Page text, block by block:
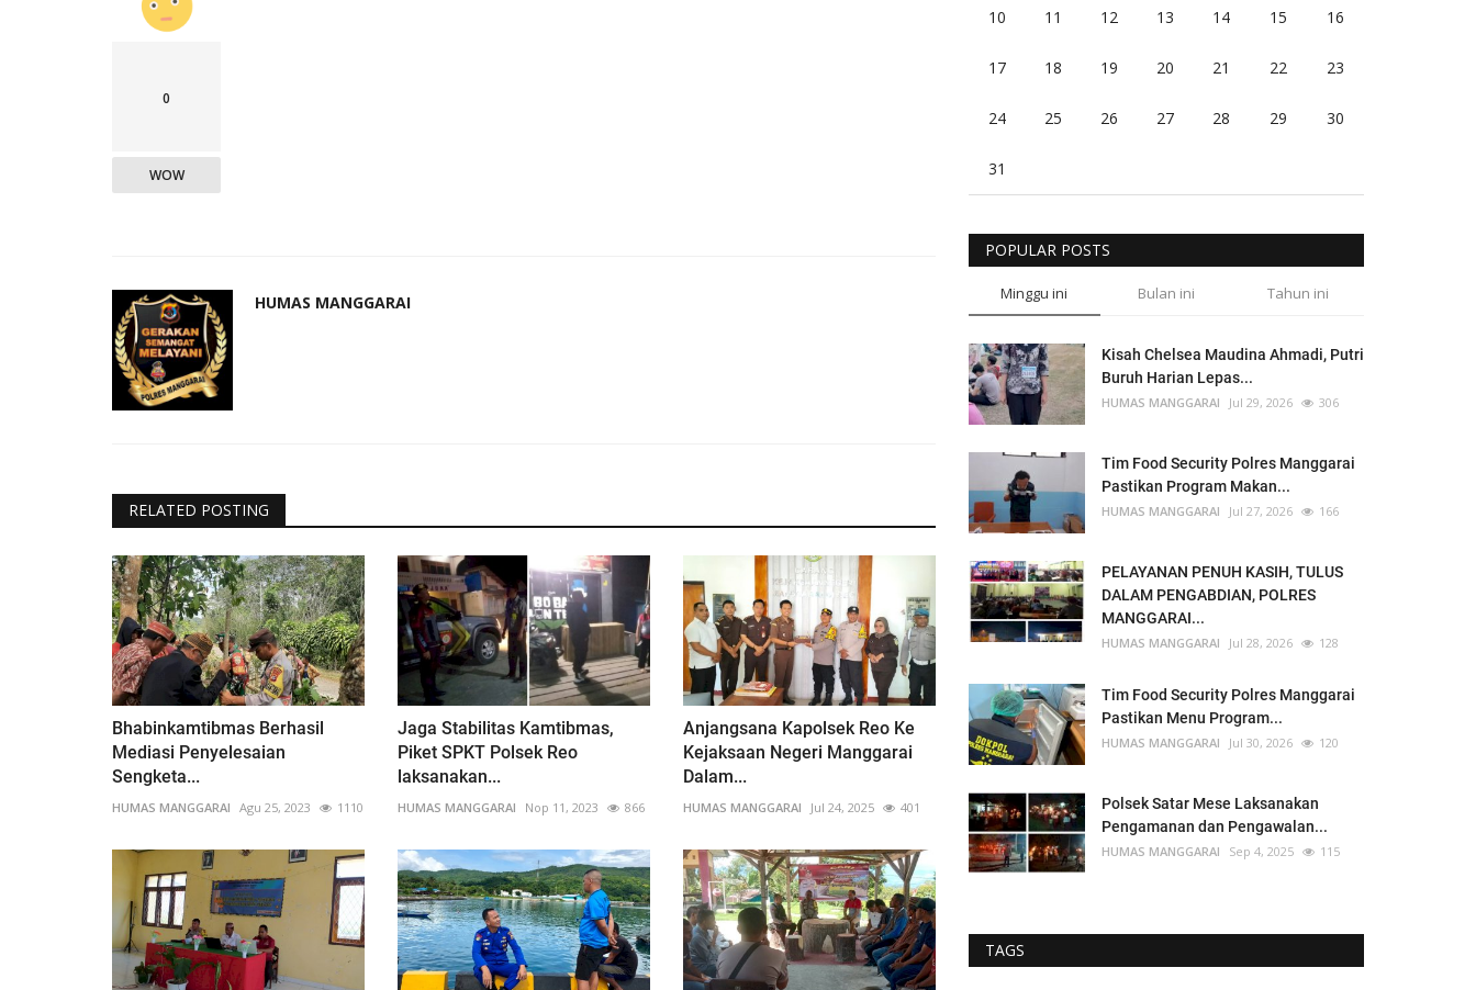
0
WOW
HUMAS MANGGARAI
RELATED POSTING
Bhabinkamtibmas Berhasil
Mediasi Penyelesaian
Sengketa...
HUMAS MANGGARAI Agu 25, 2023 1110
Jaga Stabilitas Kamtibmas,
Piket SPKT Polsek Reo
laksanakan...
HUMAS MANGGARAI Nop 11, 2023 866
Anjangsana Kapolsek Reo Ke
Kejaksaan Negeri Manggarai
Dalam...
HUMAS MANGGARAI Jul 24, 2025 401
10 11 12 13 14 15 16
17 18 19 20 21 22 23
24 25 26 27 28 29 30
31
POPULAR POSTS
Minggu ini Bulan ini Tahun ini
Kisah Chelsea Maudina Ahmadi, Putri
Buruh Harian Lepas...
HUMAS MANGGARAI Jul 29, 2026 306
Tim Food Security Polres Manggarai
Pastikan Program Makan...
HUMAS MANGGARAI Jul 27, 2026 166
PELAYANAN PENUH KASIH, TULUS
DALAM PENGABDIAN, POLRES
MANGGARAI...
HUMAS MANGGARAI Jul 28, 2026 128
Tim Food Security Polres Manggarai
Pastikan Menu Program...
HUMAS MANGGARAI Jul 30, 2026 120
Polsek Satar Mese Laksanakan
Pengamanan dan Pengawalan...
HUMAS MANGGARAI Sep 4, 2025 115
TAGS